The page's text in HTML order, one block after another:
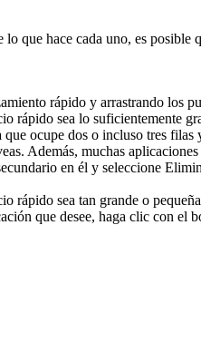
que hace cada uno, es
rápido y arrastrando los
rápido sea lo suficientemente
ocupe dos o incluso tres
Además, muchas
en él y seleccione
rápido sea tan grande o
que desee, haga clic con el